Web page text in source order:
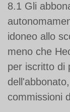
8.1 Gli
idoneo allo
meno che
per iscritto di
commissioni